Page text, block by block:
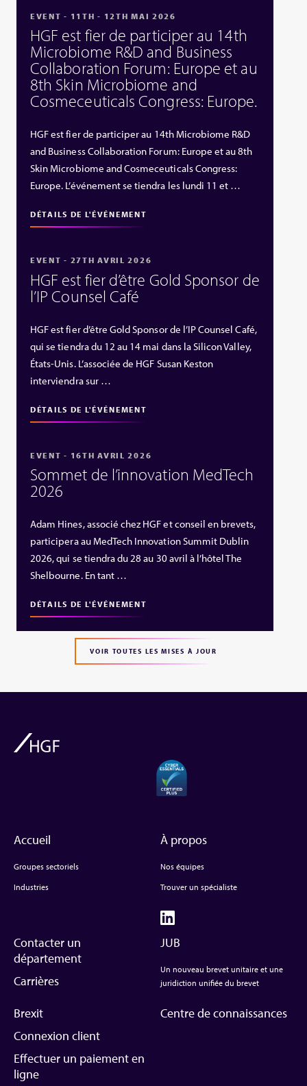
EVENT - 11TH - 12TH MAI 2026
HGF est fier de participer au 14th
Microbiome R&D and Business
Collaboration Forum: Europe et au
8th Skin Microbiome and
Cosmeceuticals Congress: Europe.
HGF est fier de participer au 14th Microbiome R&D
and Business Collaboration Forum: Europe et au 8th
Skin Microbiome and Cosmeceuticals Congress:
Europe. L’événement se tiendra les lundi 11 et …
DÉTAILS DE L'ÉVÉNEMENT
EVENT - 27TH AVRIL 2026
HGF est fier d’être Gold Sponsor de
l’IP Counsel Café
HGF est fier d’être Gold Sponsor de l’IP Counsel Café,
qui se tiendra du 12 au 14 mai dans la Silicon Valley,
États‑Unis. L’associée de HGF Susan Keston
interviendra sur …
DÉTAILS DE L'ÉVÉNEMENT
EVENT - 16TH AVRIL 2026
Sommet de l’innovation MedTech
2026
Adam Hines, associé chez HGF et conseil en brevets,
participera au MedTech Innovation Summit Dublin
2026, qui se tiendra du 28 au 30 avril à l’hôtel The
Shelbourne. En tant …
DÉTAILS DE L'ÉVÉNEMENT
VOIR TOUTES LES MISES À JOUR
Accueil
Groupes sectoriels
Industries
À propos
Nos équipes
Trouver un spécialiste
Contacter un
département
Carrières
JUB
Un nouveau brevet unitaire et une
juridiction unifiée du brevet
Brexit
Connexion client
Effectuer un paiement en
ligne
Centre de connaissances